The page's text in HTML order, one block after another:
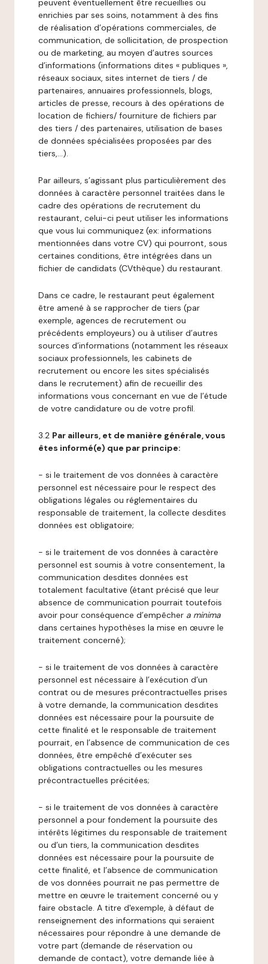
peuvent éventuellement être recueillies ou
enrichies par ses soins, notamment à des fins
de réalisation d’opérations commerciales, de
communication, de sollicitation, de prospection
ou de marketing, au moyen d’autres sources
d’informations (informations dites « publiques »,
réseaux sociaux, sites internet de tiers / de
partenaires, annuaires professionnels, blogs,
articles de presse, recours à des opérations de
location de fichiers/ fourniture de fichiers par
des tiers / des partenaires, utilisation de bases
de données spécialisées proposées par des
tiers,…).
Par ailleurs, s’agissant plus particulièrement des
données à caractère personnel traitées dans le
cadre des opérations de recrutement du
restaurant, celui-ci peut utiliser les informations
que vous lui communiquez (ex: informations
mentionnées dans votre CV) qui pourront, sous
certaines conditions, être intégrées dans un
fichier de candidats (CVthèque) du restaurant.
Dans ce cadre, le restaurant peut également
être amené à se rapprocher de tiers (par
exemple, agences de recrutement ou
précédents employeurs) ou à utiliser d’autres
sources d’informations (notamment les réseaux
sociaux professionnels, les cabinets de
recrutement ou encore les sites spécialisés
dans le recrutement) afin de recueillir des
informations vous concernant en vue de l’étude
de votre candidature ou de votre profil.
3.2 Par ailleurs, et de manière générale, vous
êtes informé(e) que par principe:
- si le traitement de vos données à caractère
personnel est nécessaire pour le respect des
obligations légales ou réglementaires du
responsable de traitement, la collecte desdites
données est obligatoire;
- si le traitement de vos données à caractère
personnel est soumis à votre consentement, la
communication desdites données est
totalement facultative (étant précisé que leur
absence de communication pourrait toutefois
avoir pour conséquence d’empêcher a minima
dans certaines hypothèses la mise en œuvre le
traitement concerné);
- si le traitement de vos données à caractère
personnel est nécessaire à l’exécution d’un
contrat ou de mesures précontractuelles prises
à votre demande, la communication desdites
données est nécessaire pour la poursuite de
cette finalité et le responsable de traitement
pourrait, en l’absence de communication de ces
données, être empêché d’exécuter ses
obligations contractuelles ou les mesures
précontractuelles précitées;
- si le traitement de vos données à caractère
personnel a pour fondement la poursuite des
intérêts légitimes du responsable de traitement
ou d’un tiers, la communication desdites
données est nécessaire pour la poursuite de
cette finalité, et l’absence de communication
de vos données pourrait ne pas permettre de
mettre en œuvre le traitement concerné ou y
faire obstacle. A titre d'exemple, à défaut de
renseignement des informations qui seraient
nécessaires pour répondre à une demande de
votre part (demande de réservation ou
demande de contact), votre demande liée à